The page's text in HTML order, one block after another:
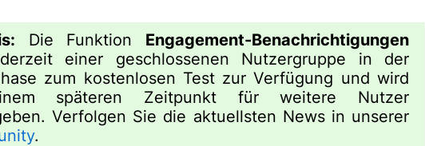
Die Funktion Engagement-Benachrichtigungen
einer geschlossenen Nutzergruppe in der
zum kostenlosen Test zur Verfügung und wird
späteren Zeitpunkt für weitere Nutzer
Verfolgen Sie die aktuellsten News in unserer
.